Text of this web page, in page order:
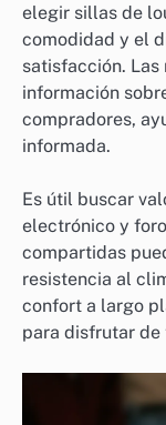
elegir sillas de
comodidad y el
satisfacción. Las
información
compradores,
informada.
Es útil buscar
electrónico y
compartidas
resistencia al
confort a largo
para disfrutar de